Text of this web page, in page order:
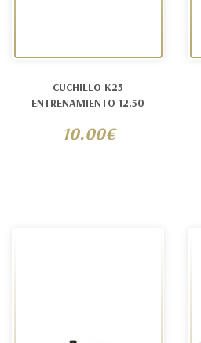
CUCHILLO K25
ENTRENAMIENTO 12.50
10.00€